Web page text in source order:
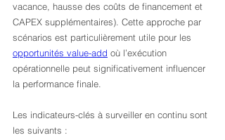
vacance, hausse des coûts de financement et
CAPEX supplémentaires). Cette approche par
scénarios est particulièrement utile pour les
opportunités value-add où l’exécution
opérationnelle peut significativement influencer
la performance finale.
Les indicateurs-clés à surveiller en continu sont
les suivants :